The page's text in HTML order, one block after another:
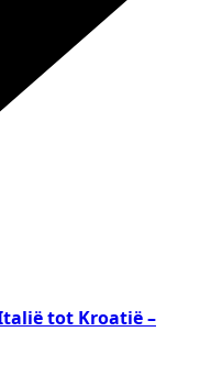
tot Kroatië –